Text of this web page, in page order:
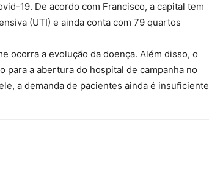
19. De acordo com Francisco, a capital tem
(UTI) e ainda conta com 79 quartos
ocorra a evolução da doença. Além disso, o
a abertura do hospital de campanha no
a demanda de pacientes ainda é insuficiente